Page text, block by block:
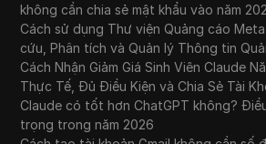
không cần chia sẻ mật khẩu vào năm
Cách sử dụng Thư viện Quảng cáo
cứu, Phân tích và Quản lý Thông tin
Cách Nhận Giảm Giá Sinh Viên Claude
Thực Tế, Đủ Điều Kiện và Chia Sẻ Tài
Claude có tốt hơn ChatGPT không?
trọng trong năm 2026